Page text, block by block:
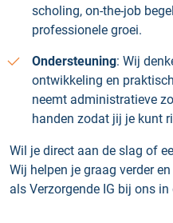
scholing, on-the-job
professionele groei.
Ondersteuning: Wij
ontwikkeling en
neemt administratieve
handen zodat jij je kunt
Wil je direct aan de slag of
Wij helpen je graag verder
als Verzorgende IG bij ons